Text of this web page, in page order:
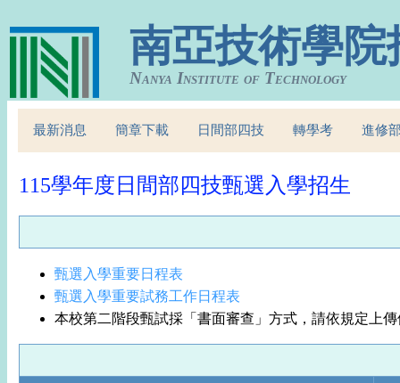
南亞技術學院
Nanya Institute of Technology
最新消息 簡章下載 日間部四技 轉學考 進修
115學年度日間部四技甄選入學招生
甄選入學重要日程表
甄選入學重要試務工作日程表
本校第二階段甄試採「書面審查」方式，請依規定上